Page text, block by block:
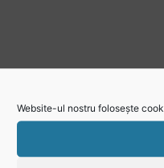
Website-ul nostru folosește